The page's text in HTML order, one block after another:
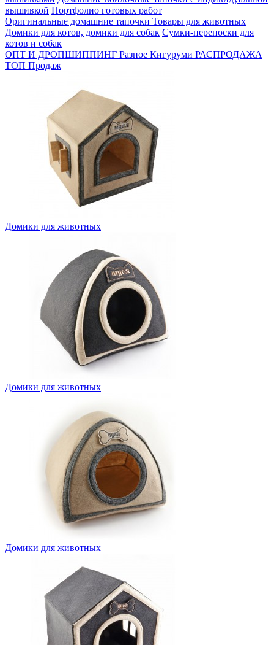
вышивкой Портфолио готовых работ
Оригинальные домашние тапочки Товары для животных
Домики для котов, домики для собак Сумки-переноски для
котов и собак
ОПТ И ДРОПШИППИНГ Разное Кигуруми РАСПРОДАЖА
ТОП Продаж
Домики для животных
Домики для животных
Домики для животных